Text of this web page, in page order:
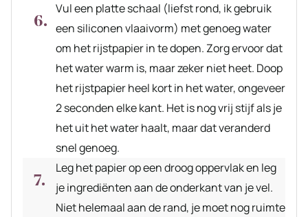
Vul een platte schaal (liefst rond, ik gebruik
een siliconen vlaaivorm) met genoeg water
om het rijstpapier in te dopen. Zorg ervoor dat
het water warm is, maar zeker niet heet. Doop
het rijstpapier heel kort in het water, ongeveer
2 seconden elke kant. Het is nog vrij stijf als je
het uit het water haalt, maar dat veranderd
snel genoeg.
Leg het papier op een droog oppervlak en leg
je ingrediënten aan de onderkant van je vel.
Niet helemaal aan de rand, je moet nog ruimte